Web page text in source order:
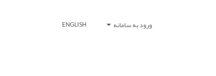
ورود به سامانه ENGLISH